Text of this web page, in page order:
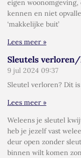
eigen woonomgeving,
kennen en niet
‘makkelijke buit’
Lees meer »
Sleutels
9 jul 2024 09:37
Sleutel verloren? Dit
Lees meer »
Weleens je sleutel
heb je jezelf vast
deur open zonder
binnen wilt komen